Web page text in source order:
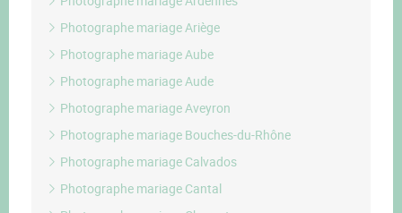
Photographe mariage Ariège
Photographe mariage Aube
Photographe mariage Aude
Photographe mariage Aveyron
Photographe mariage Bouches-du-Rhône
Photographe mariage Calvados
Photographe mariage Cantal